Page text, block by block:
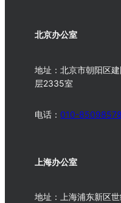
北京办公室
地址：北京市朝阳区
层2335室
电话：010-85098578
上海办公室
地址：上海浦东新区